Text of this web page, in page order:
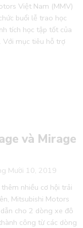
Việt Nam (MMV)
buổi lễ trao học
tích học tập tốt của
Với mục tiêu hỗ trợ
và Mirage
Mười 10, 2019
nhiều cơ hội trải
Mitsubishi Motors
cho 2 dòng xe đô
công từ các dòng